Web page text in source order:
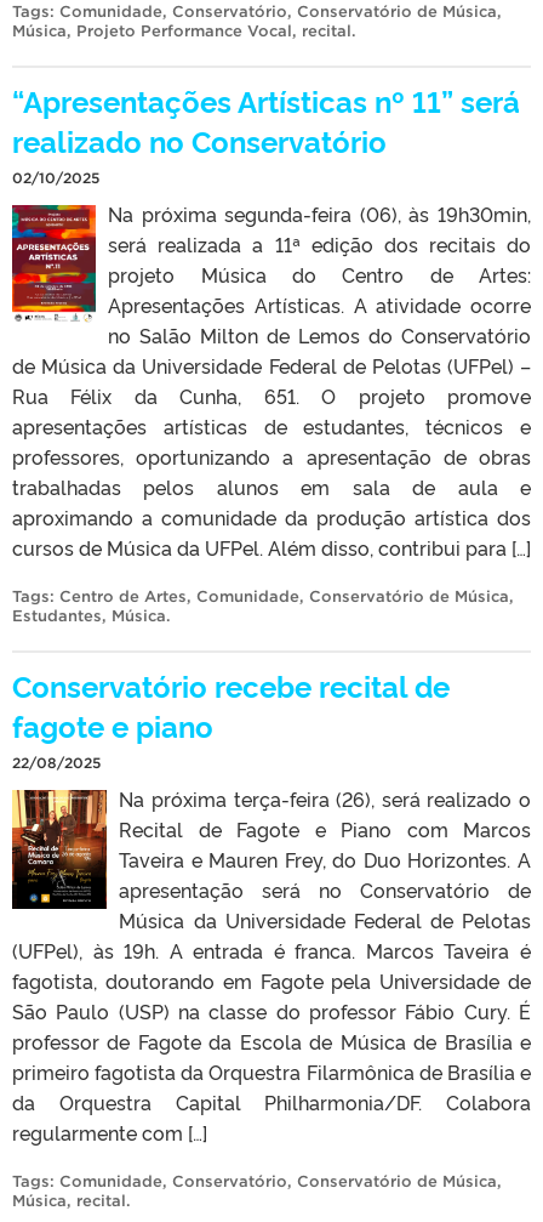
Tags: Comunidade, Conservatório, Conservatório de Música,
Música, Projeto Performance Vocal, recital.
“Apresentações Artísticas nº 11” será
realizado no Conservatório
02/10/2025
Na próxima segunda-feira (06), às 19h30min,
será realizada a 11ª edição dos recitais do
projeto Música do Centro de Artes:
Apresentações Artísticas. A atividade ocorre
no Salão Milton de Lemos do Conservatório
de Música da Universidade Federal de Pelotas (UFPel) –
Rua Félix da Cunha, 651. O projeto promove
apresentações artísticas de estudantes, técnicos e
professores, oportunizando a apresentação de obras
trabalhadas pelos alunos em sala de aula e
aproximando a comunidade da produção artística dos
cursos de Música da UFPel. Além disso, contribui para […]
Tags: Centro de Artes, Comunidade, Conservatório de Música,
Estudantes, Música.
Conservatório recebe recital de
fagote e piano
22/08/2025
Na próxima terça-feira (26), será realizado o
Recital de Fagote e Piano com Marcos
Taveira e Mauren Frey, do Duo Horizontes. A
apresentação será no Conservatório de
Música da Universidade Federal de Pelotas
(UFPel), às 19h. A entrada é franca. Marcos Taveira é
fagotista, doutorando em Fagote pela Universidade de
São Paulo (USP) na classe do professor Fábio Cury. É
professor de Fagote da Escola de Música de Brasília e
primeiro fagotista da Orquestra Filarmônica de Brasília e
da Orquestra Capital Philharmonia/DF. Colabora
regularmente com […]
Tags: Comunidade, Conservatório, Conservatório de Música,
Música, recital.